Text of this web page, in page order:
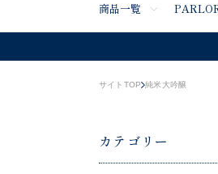
商品一覧
サイトTOP 純米大吟醸
カテゴリー